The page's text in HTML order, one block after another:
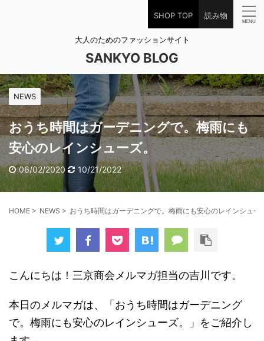
SHOP TOP 読み物
大人のためのファッションサイト
SANKYO BLOG
NEWS
おうち時間はガーデニングで。梅雨にも
安心のレインシューズ。
06/02/2020 10/21/2022
HOME > NEWS > おうち時間はガーデニングで。梅雨にも安心のレインシュー
こんにちは！三京商会メルマガ担当の吉川です。
本日のメルマガは、「おうち時間はガーデニング
で。梅雨にも安心のレインシューズ。」をご紹介し